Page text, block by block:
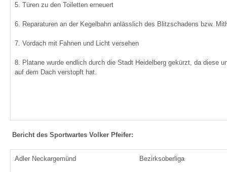
5. Türen zu den Toiletten erneuert
6. Reparaturen an der Kegelbahn anlässlich des Blitzschadens bzw.
7. Vordach mit Fahnen und Licht versehen
8. Platane wurde endlich durch die Stadt Heidelberg gekürzt, da diese
auf dem Dach verstopft hat.
Bericht des Sportwartes Volker Pfeifer:
Adler Neckargemünd Bezirksoberliga